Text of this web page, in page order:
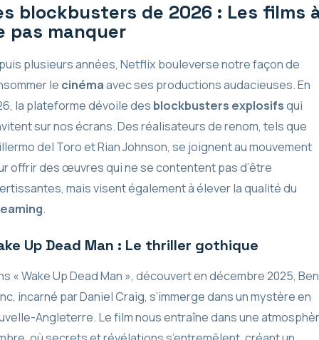
blockbusters de 2026 : Les films
pas manquer
plusieurs années, Netflix bouleverse notre façon de
le cinémaavec ses productions audacieuses. En
la plateforme dévoile des blockbusters explosifsqui
sur nos écrans. Des réalisateurs de renom, tels que
del Toro et Rian Johnson, se joignent au mouvement
offrir des œuvres qui ne se contentent pas d’être
mais visent également à élever la qualité du
.
Up Dead Man : Le thriller gothique
« Wake Up Dead Man », découvert en décembre 2025,
incarné par Daniel Craig, s’immerge dans un mystère en
Angleterre. Le film nous entraîne dans une